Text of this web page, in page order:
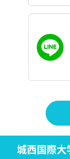
城西国際大